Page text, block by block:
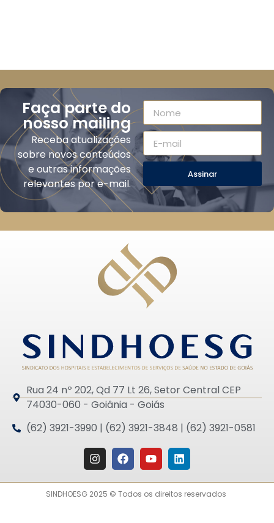
Faça parte do
nosso mailing
Receba atualizações
sobre novos conteúdos
e outras informações
relevantes por e-mail.
Assinar
Rua 24 nº 202, Qd 77 Lt 26, Setor Central CEP
74030-060 - Goiânia - Goiás
(62) 3921-3990 | (62) 3921-3848 | (62) 3921-0581
SINDHOESG 2025 © Todos os direitos reservados